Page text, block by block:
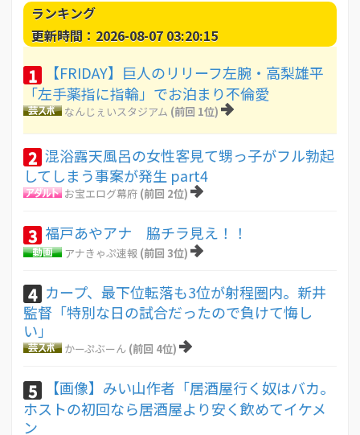
ランキング
更新時間：2026-08-07 03:20:15
1
【FRIDAY】巨人のリリーフ左腕・高梨雄平
「左手薬指に指輪」でお泊まり不倫愛
なんじぇいスタジアム (前回 1位)
2 混浴露天風呂の女性客見て甥っ子がフル勃起
してしまう事案が発生 part4
お宝エログ幕府 (前回 2位)
3 福戸あやアナ 脇チラ見え！！
アナきゃぷ速報 (前回 3位)
4 カープ、最下位転落も3位が射程圏内。新井
監督「特別な日の試合だったので負けて悔し
い」
かーぷぶーん (前回 4位)
5
【画像】みい山作者「居酒屋行く奴はバカ。
ホストの初回なら居酒屋より安く飲めてイケメ
ン